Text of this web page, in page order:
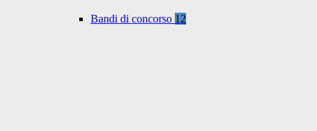
Bandi di concorso 12